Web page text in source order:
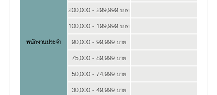
พนักงานประจำ
200,000 - 299,999 บาท
100,000 - 199,999 บาท
90,000 - 99,999 บาท
75,000 - 89,999 บาท
50,000 - 74,999 บาท
30,000 - 49,999 บาท